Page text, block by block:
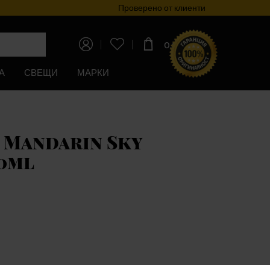
Програма за лоялностПроверено от клиенти
0,00€ (0,00лв)
СВЕЩИ МАРКИ
Sky